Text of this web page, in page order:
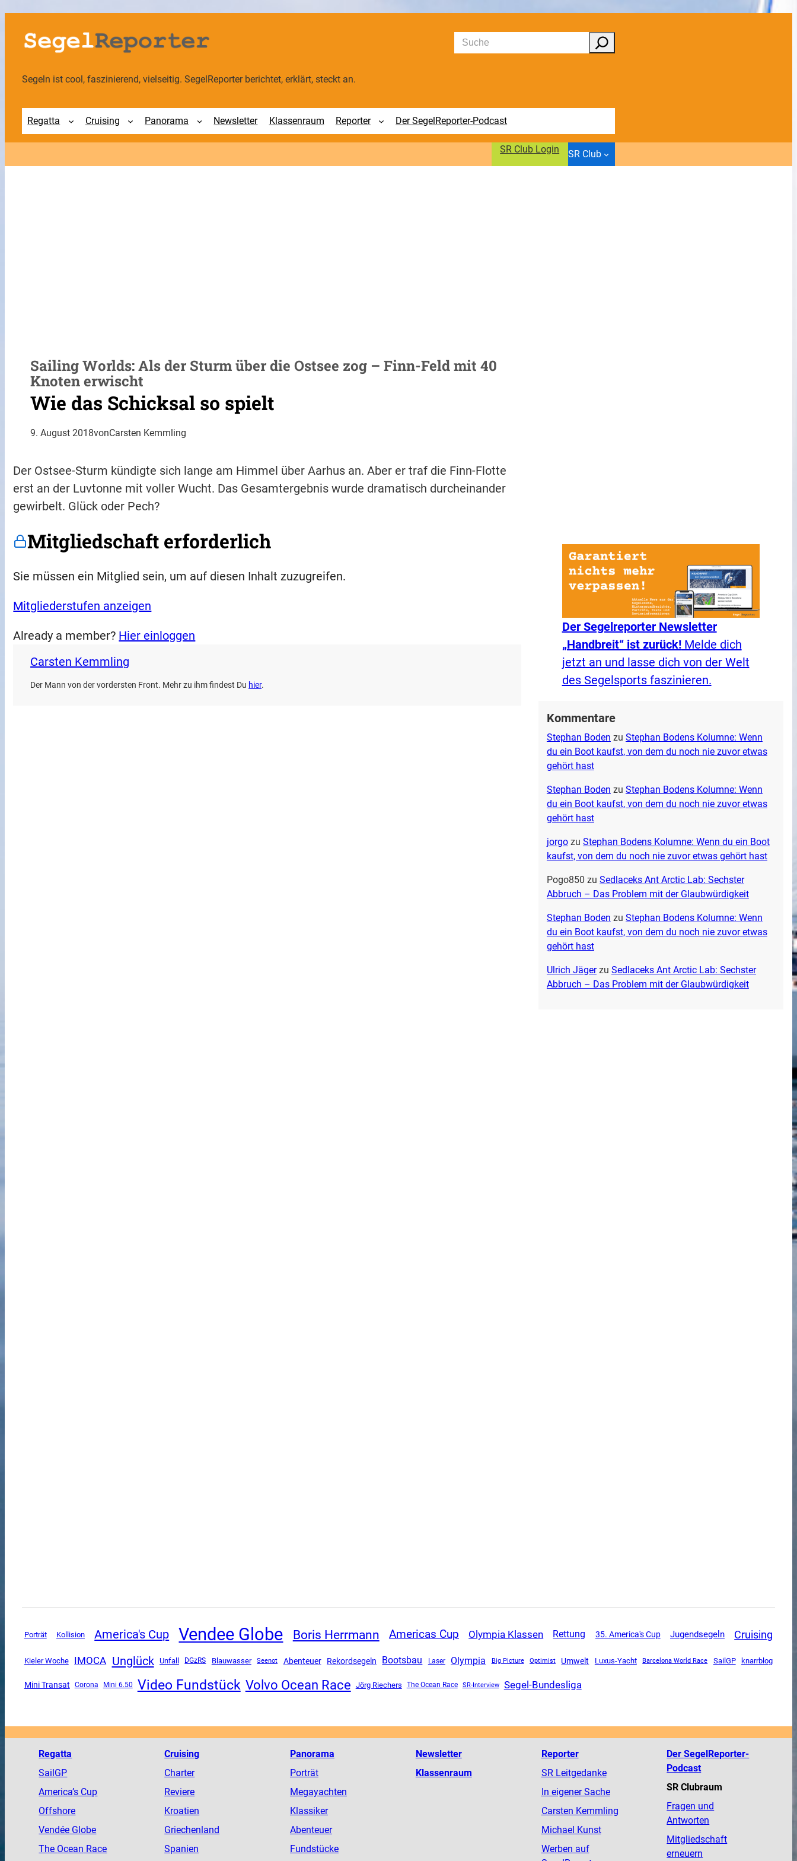
Zum
Inhalt
springen
Suchen
Segeln ist cool, faszinierend, vielseitig. SegelReporter berichtet, erklärt, steckt an.
Regatta Cruising Panorama Newsletter Klassenraum Reporter Der SegelReporter-Podcast
SR Club Login SR Club
Sailing Worlds: Als der Sturm über die Ostsee zog – Finn-Feld mit 40
Knoten erwischt
Wie das Schicksal so spielt
9. August 2018vonCarsten Kemmling
Der Ostsee-Sturm kündigte sich lange am Himmel über Aarhus an. Aber er traf die Finn-Flotte
erst an der Luvtonne mit voller Wucht. Das Gesamtergebnis wurde dramatisch durcheinander
gewirbelt. Glück oder Pech?
Mitgliedschaft erforderlich
Sie müssen ein Mitglied sein, um auf diesen Inhalt zuzugreifen.
Mitgliederstufen anzeigen
Already a member? Hier einloggen
Carsten Kemmling
Der Mann von der vordersten Front. Mehr zu ihm findest Du hier.
Der Segelreporter Newsletter
„Handbreit“ ist zurück!Melde dich
jetzt an und lasse dich von der Welt
des Segelsports faszinieren.
Kommentare
Stephan Boden zu Stephan Bodens Kolumne: Wenn
du ein Boot kaufst, von dem du noch nie zuvor etwas
gehört hast
Stephan Boden zu Stephan Bodens Kolumne: Wenn
du ein Boot kaufst, von dem du noch nie zuvor etwas
gehört hast
jorgozu Stephan Bodens Kolumne: Wenn du ein Boot
kaufst, von dem du noch nie zuvor etwas gehört hast
Pogo850 zu Sedlaceks Ant Arctic Lab: Sechster
Abbruch – Das Problem mit der Glaubwürdigkeit
Stephan Boden zu Stephan Bodens Kolumne: Wenn
du ein Boot kaufst, von dem du noch nie zuvor etwas
gehört hast
Ulrich Jägerzu Sedlaceks Ant Arctic Lab: Sechster
Abbruch – Das Problem mit der Glaubwürdigkeit
Porträt Kollision America's Cup Vendee Globe Boris Herrmann Americas Cup Olympia Klassen Rettung 35. America's Cup Jugendsegeln Cruising
Kieler Woche IMOCA Unglück Unfall DGzRS Blauwasser Seenot Abenteuer Rekordsegeln Bootsbau Laser Olympia Big Picture Optimist Umwelt Luxus-Yacht Barcelona World Race SailGP knarrblog
Mini Transat Corona Mini 6.50 Video Fundstück Volvo Ocean Race Jörg Riechers The Ocean Race SR-Interview Segel-Bundesliga
Regatta
SailGP
America’s Cup
Offshore
Vendée Globe
The Ocean Race
Cruising
Charter
Reviere
Kroatien
Griechenland
Spanien
Panorama
Porträt
Megayachten
Klassiker
Abenteuer
Fundstücke
Newsletter
Klassenraum
Reporter
SR Leitgedanke
In eigener Sache
Carsten Kemmling
Michael Kunst
Werben auf
Der SegelReporter-
Podcast
SR Clubraum
Fragen und
Antworten
Mitgliedschaft
erneuern